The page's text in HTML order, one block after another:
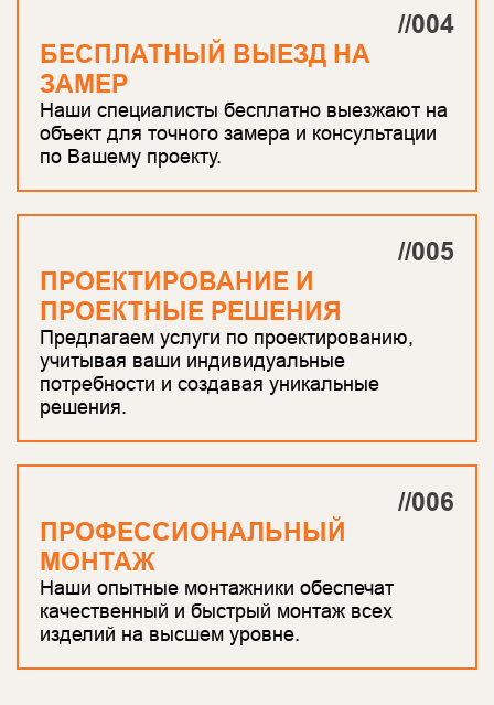
//004
БЕСПЛАТНЫЙ ВЫЕЗД НА
ЗАМЕР
Наши специалисты бесплатно выезжают на
объект для точного замера и консультации
по Вашему проекту.
//005
ПРОЕКТИРОВАНИЕ И
ПРОЕКТНЫЕ РЕШЕНИЯ
Предлагаем услуги по проектированию,
учитывая ваши индивидуальные
потребности и создавая уникальные
решения.
//006
ПРОФЕССИОНАЛЬНЫЙ
МОНТАЖ
Наши опытные монтажники обеспечат
качественный и быстрый монтаж всех
изделий на высшем уровне.